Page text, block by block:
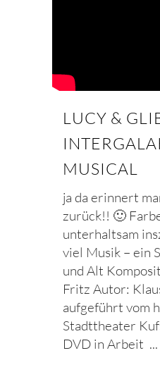
LUCY &
MUSICAL
ja da erinnert
zurück!! 🙂
unterhaltsam
viel Musik – ein
und Alt
Fritz Autor:
aufgeführt vom
Stadttheater
DVD in Arbeit ...